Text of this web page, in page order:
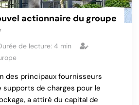
actionnaire du groupe
de lecture: 4 min
des principaux fournisseurs
supports de charges pour le
a attiré du capital de